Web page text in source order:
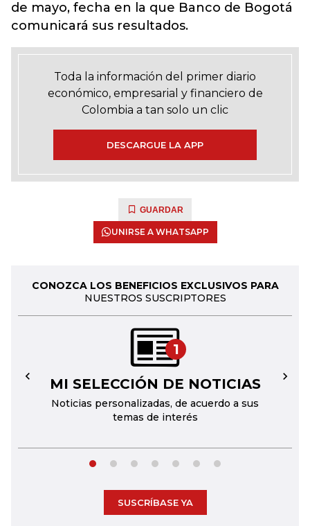
de mayo, fecha en la que Banco de Bogotá
comunicará sus resultados.
Toda la información del primer diario
económico, empresarial y financiero de
Colombia a tan solo un clic
DESCARGUE LA APP
GUARDAR
UNIRSE A WHATSAPP
CONOZCA LOS BENEFICIOS EXCLUSIVOS PARA
NUESTROS SUSCRIPTORES
1
MI SELECCIÓN DE NOTICIAS
Noticias personalizadas, de acuerdo a sus
temas de interés
← →
SUSCRÍBASE YA